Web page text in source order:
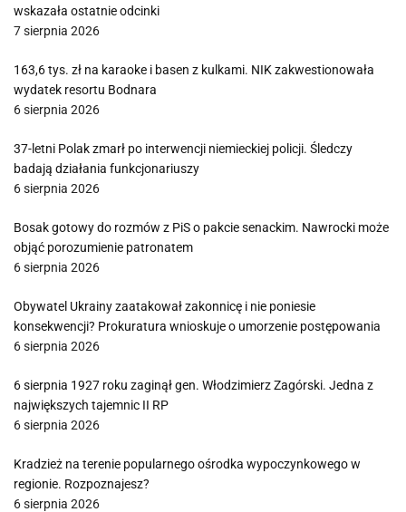
wskazała ostatnie odcinki
7 sierpnia 2026
163,6 tys. zł na karaoke i basen z kulkami. NIK zakwestionowała
wydatek resortu Bodnara
6 sierpnia 2026
37-letni Polak zmarł po interwencji niemieckiej policji. Śledczy
badają działania funkcjonariuszy
6 sierpnia 2026
Bosak gotowy do rozmów z PiS o pakcie senackim. Nawrocki może
objąć porozumienie patronatem
6 sierpnia 2026
Obywatel Ukrainy zaatakował zakonnicę i nie poniesie
konsekwencji? Prokuratura wnioskuje o umorzenie postępowania
6 sierpnia 2026
6 sierpnia 1927 roku zaginął gen. Włodzimierz Zagórski. Jedna z
największych tajemnic II RP
6 sierpnia 2026
Kradzież na terenie popularnego ośrodka wypoczynkowego w
regionie. Rozpoznajesz?
6 sierpnia 2026